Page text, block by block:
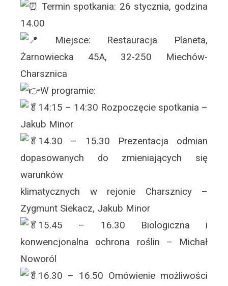
Termin spotkania: 26 stycznia, godzina
14.00
Miejsce: Restauracja Planeta,
Żarnowiecka 45A, 32-250 Miechów-
Charsznica
W programie:
14:15 – 14:30 Rozpoczęcie spotkania –
Jakub Minor
14.30 – 15.30 Prezentacja odmian
dopasowanych do zmieniających się
warunków
klimatycznych w rejonie Charsznicy –
Zygmunt Siekacz, Jakub Minor
15.45 – 16.30 Biologiczna i
konwencjonalna ochrona roślin – Michał
Noworól
16.30 – 16.50 Omówienie możliwości